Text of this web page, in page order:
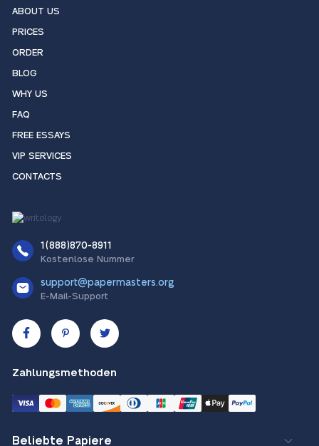
ABOUT US
PRICES
ORDER
BLOG
WHY US
FAQ
FREE ESSAYS
VIP SERVICES
CONTACTS
1(888)870-8911
Kostenlose Nummer
support@papermasters.org
E-Mail-Support
Zahlungsmethoden
Beliebte Papiere